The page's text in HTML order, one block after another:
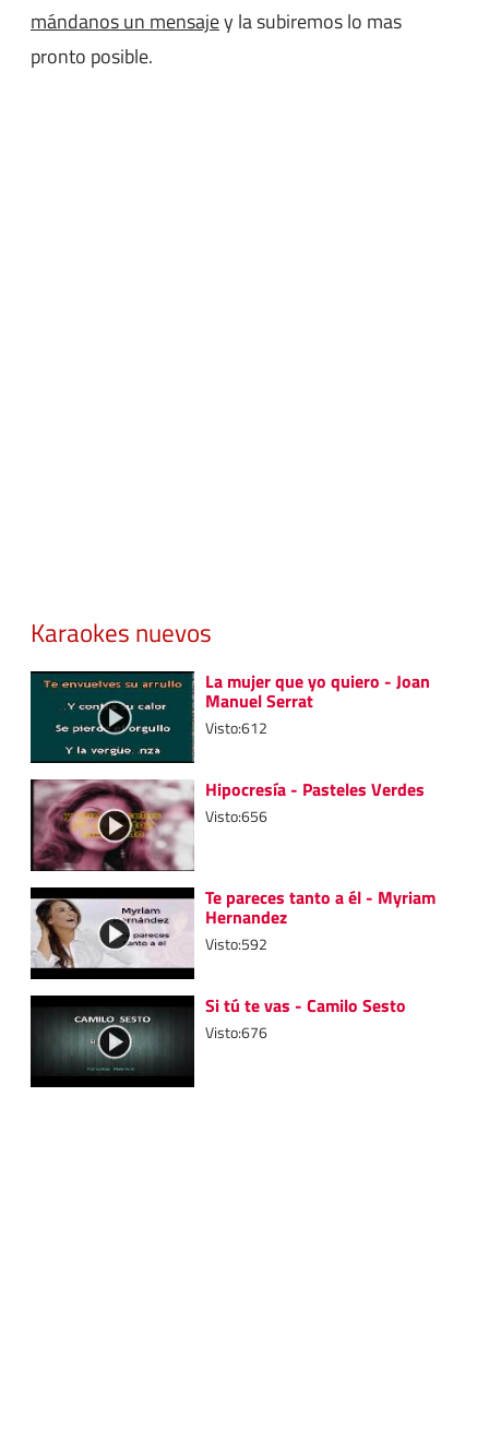
mándanos un mensajey la subiremos lo mas
pronto posible.
Karaokes nuevos
La mujer que yo quiero - Joan
Manuel Serrat
Visto:612
Hipocresía - Pasteles Verdes
Visto:656
Te pareces tanto a él - Myriam
Hernandez
Visto:592
Si tú te vas - Camilo Sesto
Visto:676